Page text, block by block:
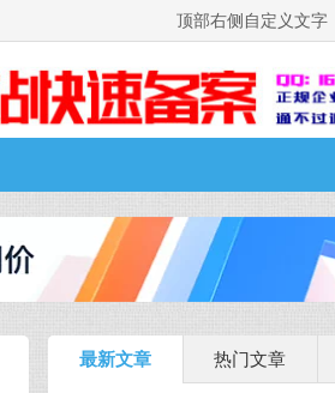
顶部右侧自定义文字
最新文章 热门文章